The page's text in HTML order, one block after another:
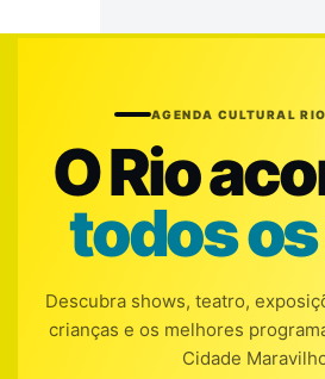
AGENDA CULTURAL
O Rio
todos
Descubra shows, teatro,
crianças e os melhores
Cidade